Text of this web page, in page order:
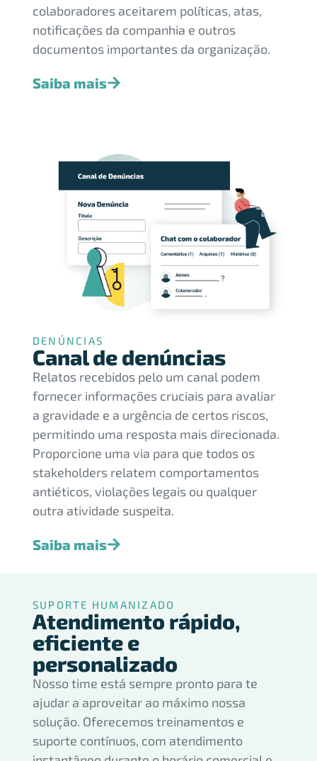
colaboradores aceitarem políticas, atas,
notificações da companhia e outros
documentos importantes da organização.
Saiba mais
DENÚNCIAS
Canal de denúncias
Relatos recebidos pelo um canal podem
fornecer informações cruciais para avaliar
a gravidade e a urgência de certos riscos,
permitindo uma resposta mais direcionada.
Proporcione uma via para que todos os
stakeholders relatem comportamentos
antiéticos, violações legais ou qualquer
outra atividade suspeita.
Saiba mais
SUPORTE HUMANIZADO
Atendimento rápido,
eficiente e
personalizado
Nosso time está sempre pronto para te
ajudar a aproveitar ao máximo nossa
solução. Oferecemos treinamentos e
suporte contínuos, com atendimento